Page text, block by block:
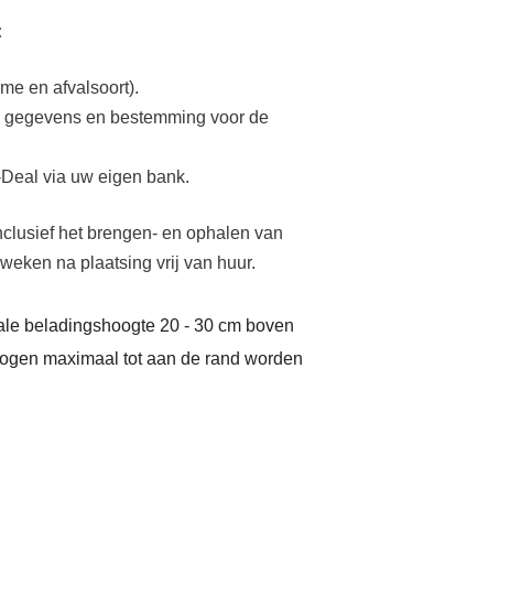
en afvalsoort).
en bestemming voor de
via uw eigen bank.
het brengen- en ophalen van
na plaatsing vrij van huur.
beladingshoogte 20 - 30 cm boven
maximaal tot aan de rand worden